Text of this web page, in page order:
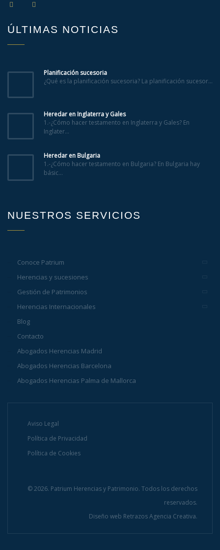
ÚLTIMAS NOTICIAS
Planificación sucesoria
¿Qué es la planificación sucesoria? La planificación sucesor...
Heredar en Inglaterra y Gales
1.-¿Cómo hacer testamento en Inglaterra y Gales? En
Inglater...
Heredar en Bulgaria
1.-¿Cómo hacer testamento en Bulgaria? En Bulgaria hay
básic...
NUESTROS SERVICIOS
Conoce Patrium
Herencias y sucesiones
Gestión de Patrimonios
Herencias Internacionales
Blog
Contacto
Abogados Herencias Madrid
Abogados Herencias Barcelona
Abogados Herencias Palma de Mallorca
Aviso Legal
Política de Privacidad
Política de Cookies
© 2026. Patrium Herencias y Patrimonio. Todos los derechos
reservados.
Diseño web Retrazos Agencia Creativa.